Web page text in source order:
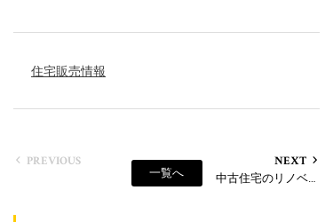
住宅販売情報
PREVIOUS
一覧へ
NEXT
中古住宅のリノベーション